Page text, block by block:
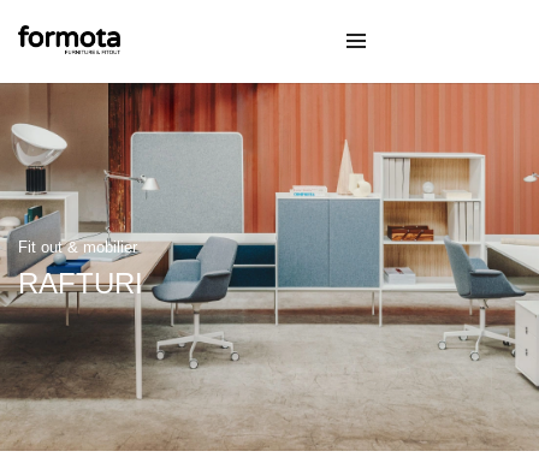
Fit out & mobilier
RAFTURI